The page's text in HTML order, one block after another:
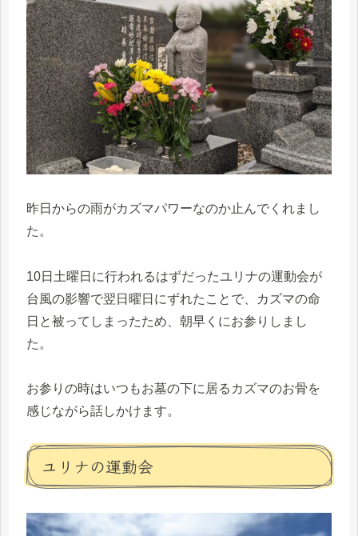
昨日からの雨がカズマパワーなのか止んでくれまし
た。
10日土曜日に行われるはずだったユリナの運動会が
台風の影響で翌日曜日にずれたことで、カズマの命
日と被ってしまったため、朝早くにお参りしまし
た。
お参りの時はいつもお墓の下に居るカズマのお骨を
感じながら話しかけます。
ユリナの運動会